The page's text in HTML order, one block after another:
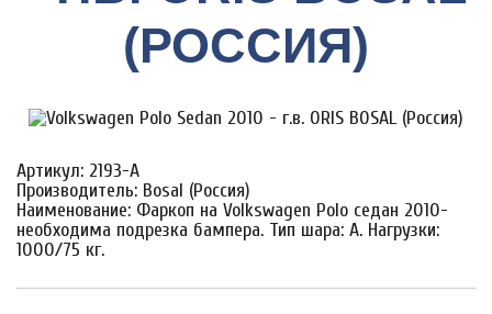
(РОССИЯ)
Артикул: 2193-A
Производитель: Bosal (Россия)
Наименование: Фаркоп на Volkswagen Polo седан 2010-
необходима подрезка бампера. Тип шара: A. Нагрузки:
1000/75 кг.